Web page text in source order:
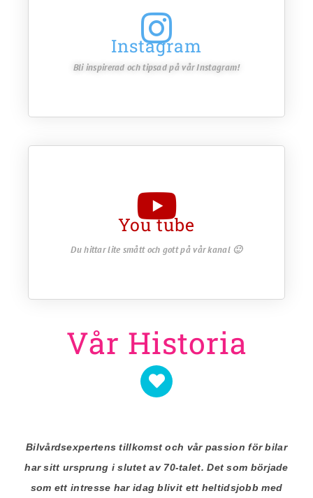
Instagram
Bli inspirerad och tipsad på vår Instagram!
You tube
Du hittar lite smått och gott på vår kanal 🙂
Vår Historia
Bilvårdsexpertens tillkomst och vår passion för bilar
har sitt ursprung i slutet av 70-talet. Det som började
som ett intresse har idag blivit ett heltidsjobb med